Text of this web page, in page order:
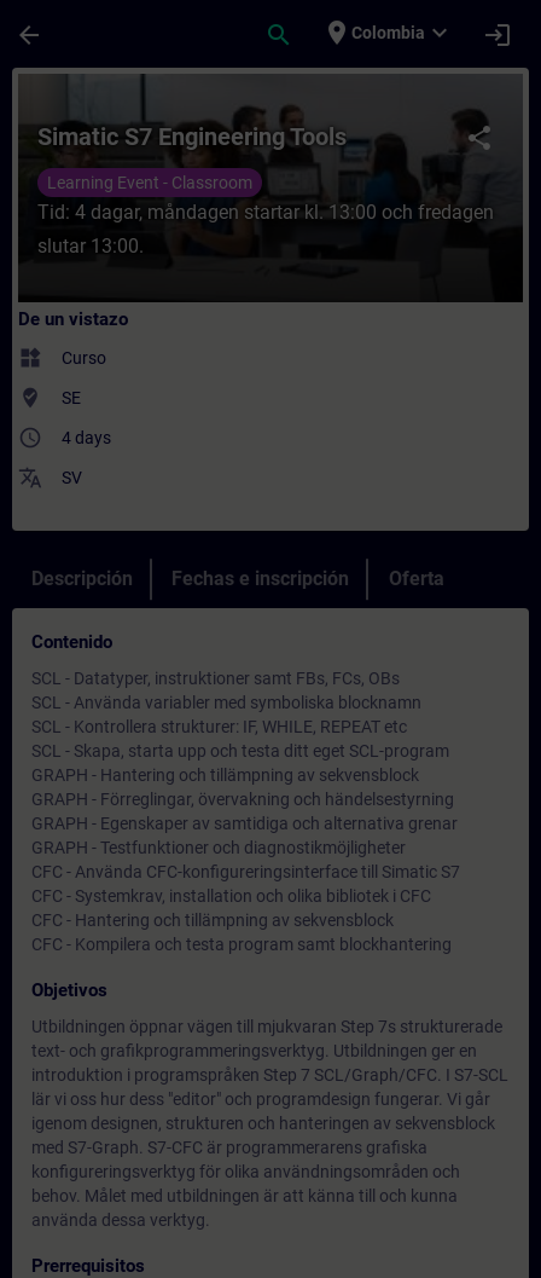
arrow_back search place Colombia expand_more login
share
Simatic S7 Engineering Tools
Learning Event - Classroom
Tid: 4 dagar, måndagen startar kl. 13:00 och fredagen
slutar 13:00.
De un vistazo
widgets Curso
where_to_vote SE
access_time 4 days
translate SV
Descripción Fechas e inscripción Oferta
Contenido
SCL - Datatyper, instruktioner samt FBs, FCs, OBs
SCL - Använda variabler med symboliska blocknamn
SCL - Kontrollera strukturer: IF, WHILE, REPEAT etc
SCL - Skapa, starta upp och testa ditt eget SCL-program
GRAPH - Hantering och tillämpning av sekvensblock
GRAPH - Förreglingar, övervakning och händelsestyrning
GRAPH - Egenskaper av samtidiga och alternativa grenar
GRAPH - Testfunktioner och diagnostikmöjligheter
CFC - Använda CFC-konfigureringsinterface till Simatic S7
CFC - Systemkrav, installation och olika bibliotek i CFC
CFC - Hantering och tillämpning av sekvensblock
CFC - Kompilera och testa program samt blockhantering
Objetivos
Utbildningen öppnar vägen till mjukvaran Step 7s strukturerade
text- och grafikprogrammeringsverktyg. Utbildningen ger en
introduktion i programspråken Step 7 SCL/Graph/CFC. I S7-SCL
lär vi oss hur dess "editor" och programdesign fungerar. Vi går
igenom designen, strukturen och hanteringen av sekvensblock
med S7-Graph. S7-CFC är programmerarens grafiska
konfigureringsverktyg för olika användningsområden och
behov. Målet med utbildningen är att känna till och kunna
använda dessa verktyg.
Prerrequisitos